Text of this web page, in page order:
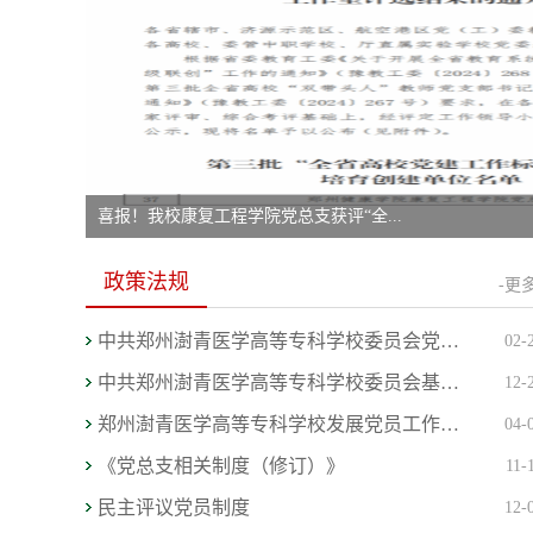
喜报！我校康复工程学院党总支获评“全...
政策法规 -更
02-
中共郑州澍青医学高等专科学校委员会党费收缴...
12-
中共郑州澍青医学高等专科学校委员会基层党组...
04-
郑州澍青医学高等专科学校发展党员工作实施办法
11-
《党总支相关制度（修订）》
12-
民主评议党员制度